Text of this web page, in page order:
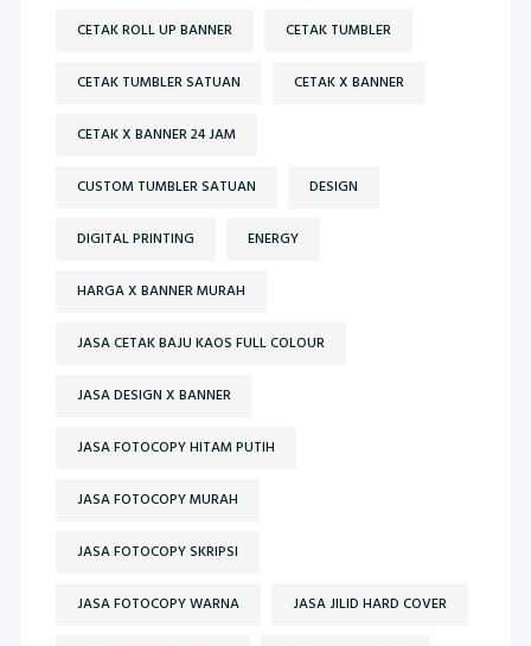
CETAK ROLL UP BANNER CETAK TUMBLER
CETAK TUMBLER SATUAN CETAK X BANNER
CETAK X BANNER 24 JAM
CUSTOM TUMBLER SATUAN DESIGN
DIGITAL PRINTING ENERGY
HARGA X BANNER MURAH
JASA CETAK BAJU KAOS FULL COLOUR
JASA DESIGN X BANNER
JASA FOTOCOPY HITAM PUTIH
JASA FOTOCOPY MURAH
JASA FOTOCOPY SKRIPSI
JASA FOTOCOPY WARNA JASA JILID HARD COVER